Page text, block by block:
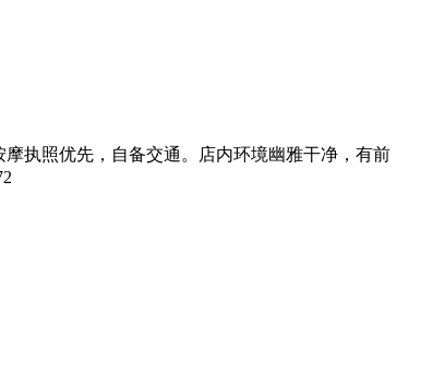
执照优先，自备交通。店内环境幽雅干净，有前